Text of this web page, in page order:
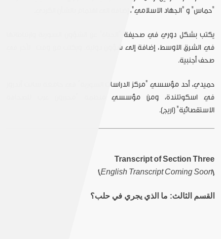
"حماس" و "الجهاد الاسلامي"، إضافة الى اهتمام بالشأن الكردي.
يكتب بشكل دوري في صحيفة "الحياة" عن الشؤون السورية وارتباطاتها
في الشرق الاوسط، إضافة إلى شؤون دولية. ويكتب من وقت لآخر في
صحف أجنبية.
حميدي، أحد مؤسسي "مركز الدراسات السورية" في جامعة سانت آندروز
في اسكوتلندة، ومن مؤسسي منظمة "محررون عرب للصحافة
الاستقصائية" (اريج).
Transcript of Section Three
[English Transcript Coming Soon]
القسم الثالث: ما الذي يجري في حلب؟